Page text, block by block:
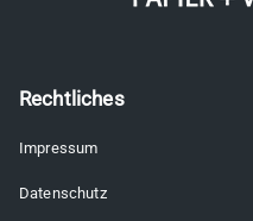
Rechtliches
Impressum
Datenschutz